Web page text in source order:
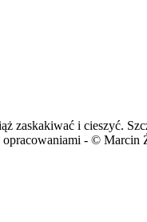
zaskakiwać i cieszyć.
- © Marcin